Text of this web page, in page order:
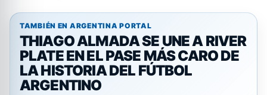
TAMBIÉN EN ARGENTINA PORTAL
THIAGO ALMADA SE UNE A RIVER
PLATE EN EL PASE MÁS CARO DE
LA HISTORIA DEL FÚTBOL
ARGENTINO